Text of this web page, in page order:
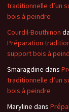
traditionnelle d’un
bois à peindre
Courdil-Bouthinon
Préparation
support bois à
Smaragdine dans
traditionnelle d’un
bois à peindre
Maryline dans